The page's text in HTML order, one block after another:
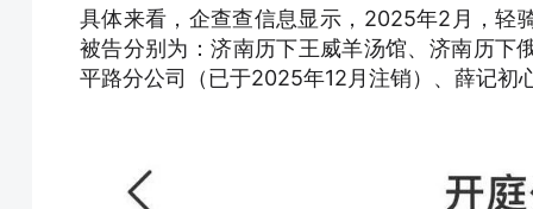
具体来看，企查查信息显示，2025年2月，轻
被告分别为：济南历下王威羊汤馆、济南历下
平路分公司（已于2025年12月注销）、薛记初